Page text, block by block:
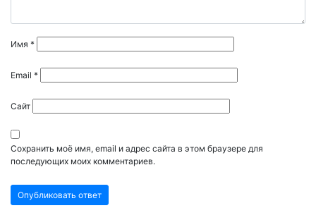
Имя *
Email *
Сайт
Сохранить моё имя, email и адрес сайта в этом браузере для
последующих моих комментариев.